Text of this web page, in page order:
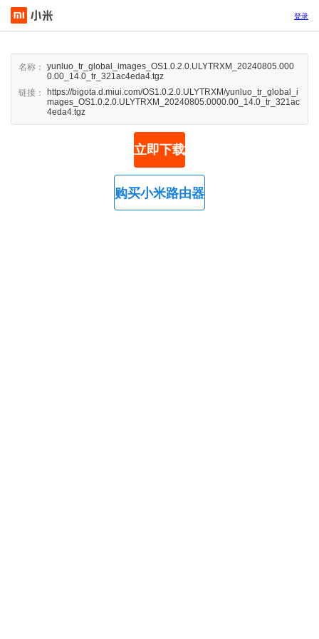
登录
名称：
yunluo_tr_global_images_OS1.0.2.0.ULYTRXM_20240805.000
0.00_14.0_tr_321ac4eda4.tgz
链接：
https://bigota.d.miui.com/OS1.0.2.0.ULYTRXM/yunluo_tr_global_i
mages_OS1.0.2.0.ULYTRXM_20240805.0000.00_14.0_tr_321ac
4eda4.tgz
立即下载
购买小米路由器